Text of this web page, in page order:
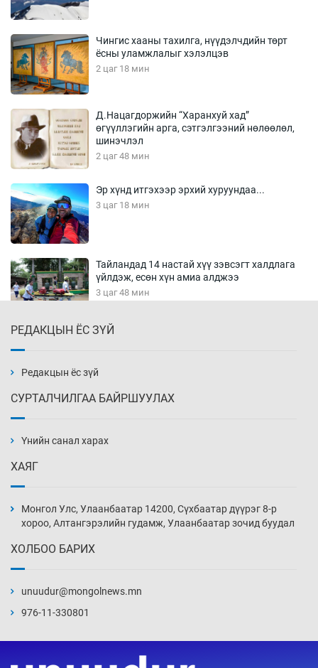
Чингис хааны тахилга, нүүдэлчдийн төрт
ёсны уламжлалыг хэлэлцэв
2 цаг 18 мин
Д.Нацагдоржийн “Харанхуй хад”
өгүүллэгийн арга, сэтгэлгээний нөлөөлөл,
шинэчлэл
2 цаг 48 мин
Эр хүнд итгэхээр эрхий хуруундаа...
3 цаг 18 мин
Тайландад 14 настай хүү зэвсэгт халдлага
үйлдэж, есөн хүн амиа алджээ
3 цаг 48 мин
4 цаг 48 мин
5 цаг 18 мин
5 цаг 48 мин
6 цаг 3 мин
РЕДАКЦЫН ЁС ЗҮЙ
Редакцын ёс зүй
СУРТАЛЧИЛГАА БАЙРШУУЛАХ
Үнийн санал харах
ХАЯГ
Монгол Улс, Улаанбаатар 14200, Сүхбаатар дүүрэг 8-р
хороо, Алтангэрэлийн гудамж, Улаанбаатар зочид буудал
ХОЛБОО БАРИХ
unuudur@mongolnews.mn
976-11-330801